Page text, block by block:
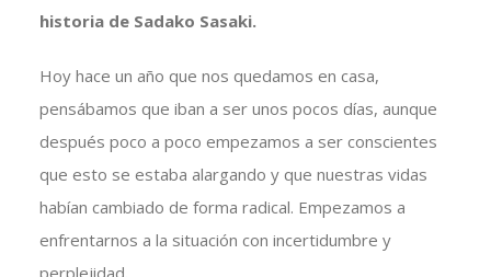
historia de Sadako Sasaki.
Hoy hace un año que nos quedamos en casa,
pensábamos que iban a ser unos pocos días, aunque
después poco a poco empezamos a ser conscientes
que esto se estaba alargando y que nuestras vidas
habían cambiado de forma radical. Empezamos a
enfrentarnos a la situación con incertidumbre y
perplejidad.